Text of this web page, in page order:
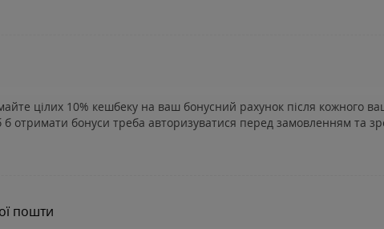
цілих 10% кешбеку на ваш бонусний рахунок після кожного
б отримати бонуси треба авторизуватися перед замовленням та
пошти